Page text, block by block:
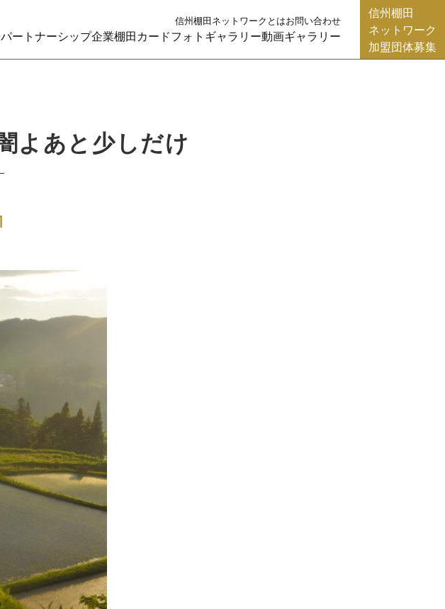
信州棚田ネットワークとはお問い合わせ
パートナーシップ企業棚田カードフォトギャラリー動画ギャラリー
信州棚田
ネットワーク
加盟団体募集
よあと少しだけ